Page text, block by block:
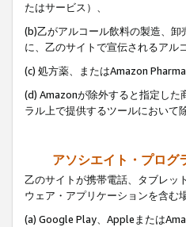
たはサービス）、
(b)乙がアルコール飲料の製造、
に、乙のサイトで宣伝されるアル
(c) 処方薬、またはAmazon
(d) Amazonが除外すると指定した
ラル上で提供するツールにおいて
アソシエイト・プログ
乙のサイトが携帯電話、タブレッ
ウェア・アプリケーションを含む
(a) Google Play、Appleまたは